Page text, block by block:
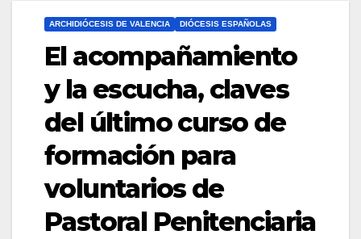
ARCHIDIÓCESIS DE VALENCIA DIÓCESIS ESPAÑOLAS
El acompañamiento
y la escucha, claves
del último curso de
formación para
voluntarios de
Pastoral Penitenciaria